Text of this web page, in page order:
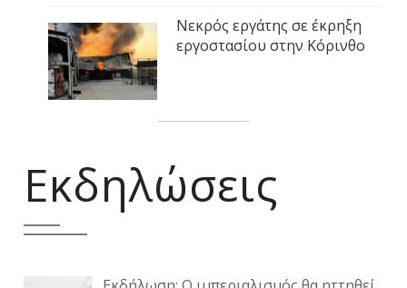
Νεκρός εργάτης σε έκρηξη
εργοστασίου στην Κόρινθο
Εκδηλώσεις